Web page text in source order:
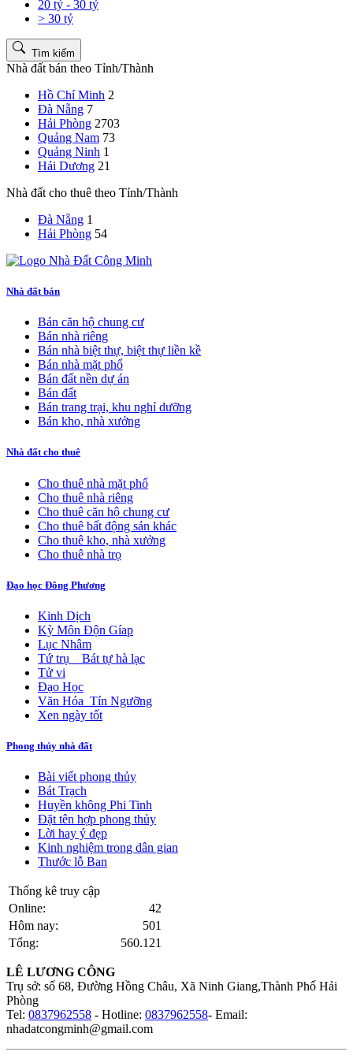
20 tỷ - 30 tỷ
> 30 tỷ
Tìm kiếm
Nhà đất bán theo Tỉnh/Thành
Hồ Chí Minh 2
Đà Nẵng 7
Hải Phòng 2703
Quảng Nam 73
Quảng Ninh 1
Hải Dương 21
Nhà đất cho thuê theo Tỉnh/Thành
Đà Nẵng 1
Hải Phòng 54
Nhà đất bán
Bán căn hộ chung cư
Bán nhà riêng
Bán nhà biệt thự, biệt thự liền kề
Bán nhà mặt phố
Bán đất nền dự án
Bán đất
Bán trang trại, khu nghỉ dưỡng
Bán kho, nhà xưởng
Nhà đất cho thuê
Cho thuê nhà mặt phố
Cho thuê nhà riêng
Cho thuê căn hộ chung cư
Cho thuê bất động sản khác
Cho thuê kho, nhà xưởng
Cho thuê nhà trọ
Đạo học Đông Phương
Kinh Dịch
Kỳ Môn Độn Gíap
Lục Nhâm
Tứ trụ _ Bát tự hà lạc
Tử vi
Đạo Học
Văn Hóa_Tín Ngưỡng
Xen ngày tốt
Phong thủy nhà đất
Bài viết phong thủy
Bát Trạch
Huyền không Phi Tinh
Đặt tên hợp phong thủy
Lời hay ý đẹp
Kinh nghiệm trong dân gian
Thước lỗ Ban
Thống kê truy cập
Online:
42
Hôm nay:
501
Tổng:
560.121
LÊ LƯƠNG CÔNG
Trụ sở: số 68, Đường Hồng Châu, Xã Ninh Giang,Thành Phố Hải
Phòng
Tel: 0837962558 - Hotline: 0837962558- Email:
nhadatcongminh@gmail.com